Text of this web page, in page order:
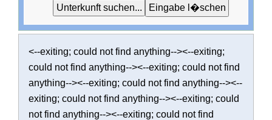
<--exiting; could not find anything--><--exiting;
could not find anything--><--exiting; could not find
anything--><--exiting; could not find anything--><--
exiting; could not find anything--><--exiting; could
not find anything--><--exiting; could not find